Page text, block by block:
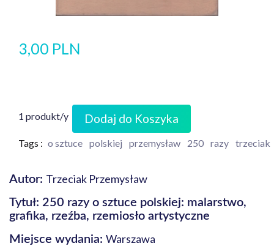
3,00 PLN
1 produkt/y Dodaj do Koszyka
Tags : o sztuce polskiej przemysław 250 razy trzeciak
Autor: Trzeciak Przemysław
Tytuł: 250 razy o sztuce polskiej: malarstwo,
grafika, rzeźba, rzemiosło artystyczne
Miejsce wydania: Warszawa